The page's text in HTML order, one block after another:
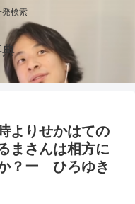
発検索
よりせかはての
まさんは相方に
？ー ひろゆき